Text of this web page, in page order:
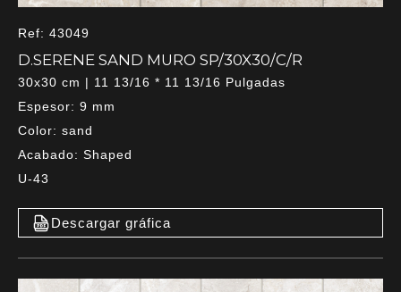
Ref: 43049
D.SERENE SAND MURO SP/30X30/C/R
30x30 cm | 11 13/16 * 11 13/16 Pulgadas
Espesor: 9 mm
Color: sand
Acabado: Shaped
U-43
Descargar gráfica